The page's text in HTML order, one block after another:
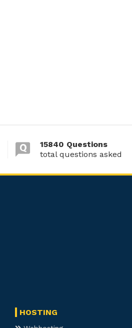
15840 Questions
total questions asked
HOSTING